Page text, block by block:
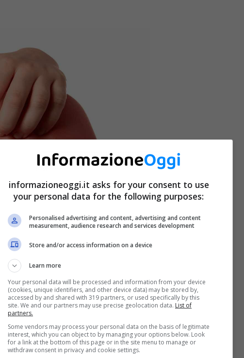
è dietro l’angolo in particolare se si resta in
più utile è rappresentato dallecreme solari ad
una parte del proprio corpo potrebbe restare
spesso, infatti, si resta in acqua molto tempo e ci
la protezione.
informazioneoggi.it asks for your consent to use
your personal data for the following purposes:
Personalised advertising and content, advertising and content
measurement, audience research and services development
Store and/or access information on a device
Learn more
Your personal data will be processed and information from your device
(cookies, unique identifiers, and other device data) may be stored by,
accessed by and shared with 319 partners, or used specifically by this
site. We and our partners may use precise geolocation data. List of
partners.
Some vendors may process your personal data on the basis of legitimate
interest, which you can object to by managing your options below. Look
for a link at the bottom of this page or in the site menu to manage or
withdraw consent in privacy and cookie settings.